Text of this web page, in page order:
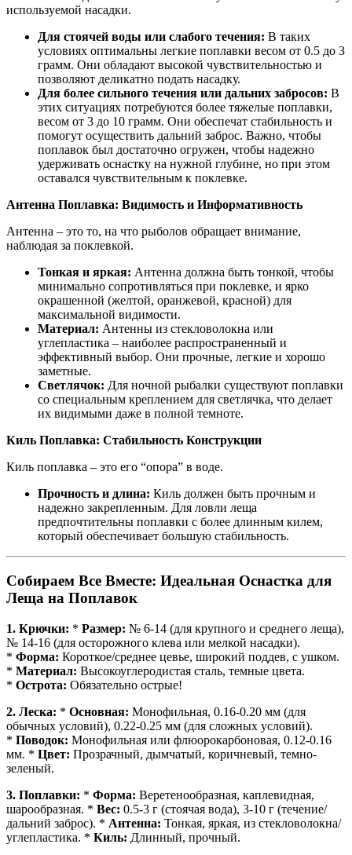
используемой насадки.
Для стоячей воды или слабого течения: В таких
условиях оптимальны легкие поплавки весом от 0.5 до 3
грамм. Они обладают высокой чувствительностью и
позволяют деликатно подать насадку.
Для более сильного течения или дальних забросов: В
этих ситуациях потребуются более тяжелые поплавки,
весом от 3 до 10 грамм. Они обеспечат стабильность и
помогут осуществить дальний заброс. Важно, чтобы
поплавок был достаточно огружен, чтобы надежно
удерживать оснастку на нужной глубине, но при этом
оставался чувствительным к поклевке.
Антенна Поплавка: Видимость и Информативность
Антенна – это то, на что рыболов обращает внимание,
наблюдая за поклевкой.
Тонкая и яркая: Антенна должна быть тонкой, чтобы
минимально сопротивляться при поклевке, и ярко
окрашенной (желтой, оранжевой, красной) для
максимальной видимости.
Материал: Антенны из стекловолокна или
углепластика – наиболее распространенный и
эффективный выбор. Они прочные, легкие и хорошо
заметные.
Светлячок: Для ночной рыбалки существуют поплавки
со специальным креплением для светлячка, что делает
их видимыми даже в полной темноте.
Киль Поплавка: Стабильность Конструкции
Киль поплавка – это его “опора” в воде.
Прочность и длина: Киль должен быть прочным и
надежно закрепленным. Для ловли леща
предпочтительны поплавки с более длинным килем,
который обеспечивает большую стабильность.
Собираем Все Вместе: Идеальная Оснастка для
Леща на Поплавок
1. Крючки: * Размер: № 6-14 (для крупного и среднего леща),
№ 14-16 (для осторожного клева или мелкой насадки).
* Форма: Короткое/среднее цевье, широкий поддев, с ушком.
* Материал: Высокоуглеродистая сталь, темные цвета.
* Острота: Обязательно острые!
2. Леска: * Основная: Монофильная, 0.16-0.20 мм (для
обычных условий), 0.22-0.25 мм (для сложных условий).
* Поводок: Монофильная или флюорокарбоновая, 0.12-0.16
мм. * Цвет: Прозрачный, дымчатый, коричневый, темно-
зеленый.
3. Поплавки: * Форма: Веретенообразная, каплевидная,
шарообразная. * Вес: 0.5-3 г (стоячая вода), 3-10 г (течение/
дальний заброс). * Антенна: Тонкая, яркая, из стекловолокна/
углепластика. * Киль: Длинный, прочный.